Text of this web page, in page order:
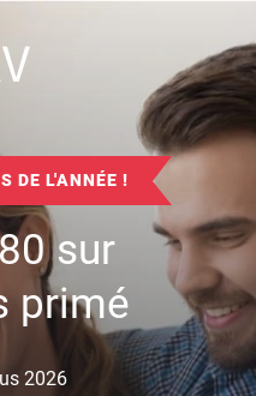
DE L'ANNÉE !
sur
primé
2026